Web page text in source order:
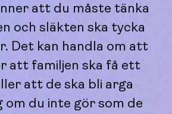
att du måste tänka
och släkten ska tycka
Det kan handla om att
att familjen ska få ett
att de ska bli arga
om du inte gör som de